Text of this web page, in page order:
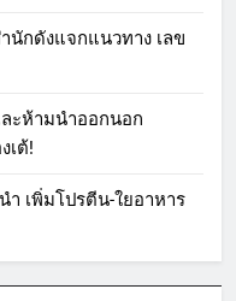
นักดังแจกแนวทาง เลข
ะห้ามนำออกนอก
เต้!
เพิ่มโปรตีน-ใยอาหาร